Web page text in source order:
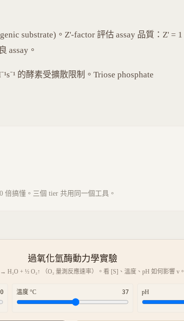
substrate)。Z'-factor 評估 assay 品質：Z' = 1
assay。
的酵素受擴散限制。Triose phosphate
倍搞懂。三個 tier 共用同一個工具。
過氧化氫酶動力學實驗
→ H₂O + ½ O₂↑ （O₂ 量測反應速率）。看 [S]、溫度、pH 如何影響 v。
溫度 °C 37 pH